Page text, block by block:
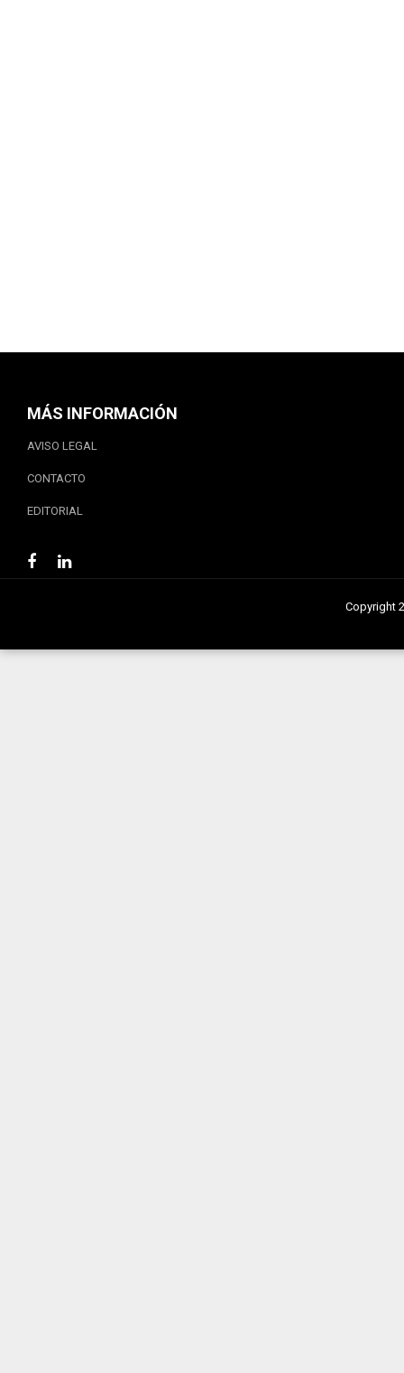
MÁS INFORMACIÓN
AVISO LEGAL
CONTACTO
EDITORIAL
Copyright